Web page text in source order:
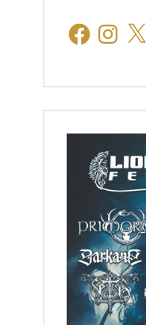
FacebookInstagram
X